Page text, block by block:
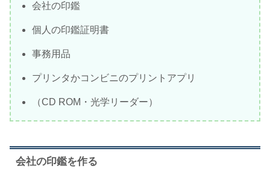
会社の印鑑
個人の印鑑証明書
事務用品
プリンタかコンビニのプリントアプリ
（CD ROM・光学リーダー）
会社の印鑑を作る